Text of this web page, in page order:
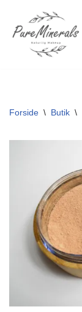
Spring
Forside \ Butik \